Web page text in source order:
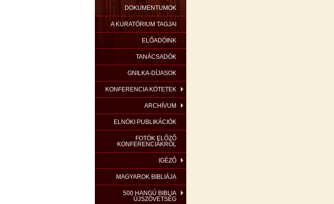
DOKUMENTUMOK
A KURATÓRIUM TAGJAI
ELŐADÓINK
TANÁCSADÓK
GNILKA-DÍJASOK
KONFERENCIA KÖTETEK
ARCHÍVUM
ELNÖKI PUBLIKÁCIÓK
FOTÓK ELŐZŐ
KONFERENCIÁKRÓL
IGÉZŐ
MAGYAROK BIBLIÁJA
500 HANGÚ BIBLIA
ÚJSZÖVETSÉG